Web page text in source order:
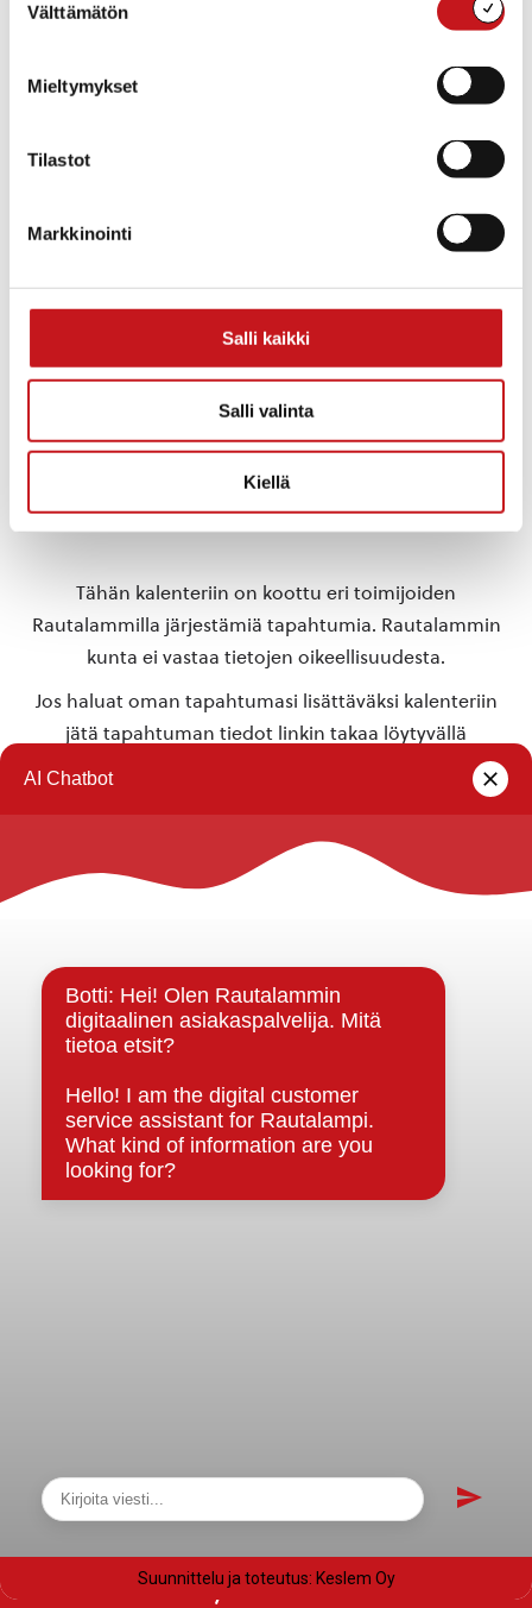
valinta
Välttämätön
Mieltymykset
Tilastot
Markkinointi
Salli kaikki
Salli valinta
Kiellä
Rautalampi
Rautalampi, Pohjois-Savo 77700 Suomi + Google Map
«Talkoopäivä Vanhojen tanssit»
Tähän kalenteriin on koottu eri toimijoiden
Rautalammilla järjestämiä tapahtumia. Rautalammin
kunta ei vastaa tietojen oikeellisuudesta.
Jos haluat oman tapahtumasi lisättäväksi kalenteriin
jätä tapahtuman tiedot linkin takaa löytyvällä
Rautalammin kunta
Strategiat, ohjelmat, ohjeet, suunnitelmat, säännöt ja
sopimukset
Asiakirjajulkisuuskuvaus
Evästeet
Saavutettavuusseloste
Tietosuoja
Tietosuojaselosteet
Näytä sivukartta